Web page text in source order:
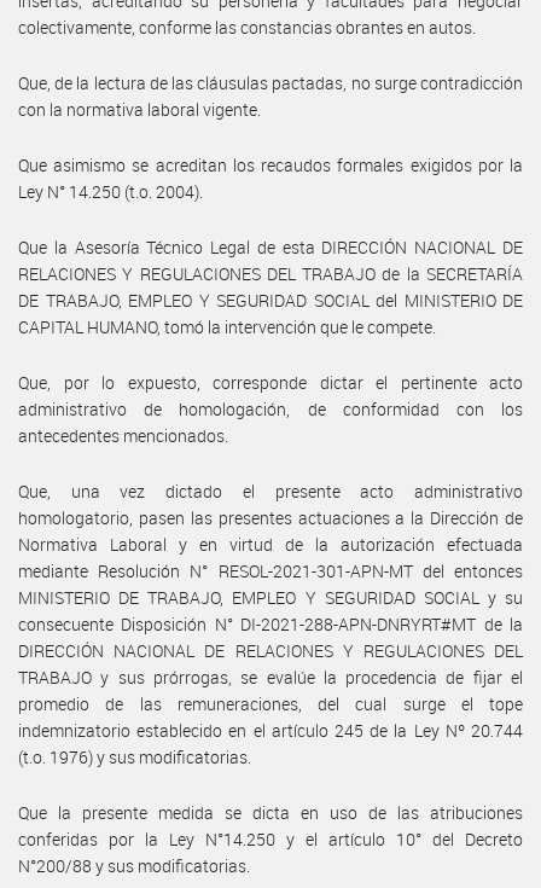
colectivamente, conforme las constancias obrantes en autos.
Que, de la lectura de las cláusulas pactadas, no surge contradicción
con la normativa laboral vigente.
Que asimismo se acreditan los recaudos formales exigidos por la
Ley N° 14.250 (t.o. 2004).
Que la Asesoría Técnico Legal de esta DIRECCIÓN NACIONAL DE
RELACIONES Y REGULACIONES DEL TRABAJO de la SECRETARÍA
DE TRABAJO, EMPLEO Y SEGURIDAD SOCIAL del MINISTERIO DE
CAPITAL HUMANO, tomó la intervención que le compete.
Que, por lo expuesto, corresponde dictar el pertinente acto
administrativo de homologación, de conformidad con los
antecedentes mencionados.
Que, una vez dictado el presente acto administrativo
homologatorio, pasen las presentes actuaciones a la Dirección de
Normativa Laboral y en virtud de la autorización efectuada
mediante Resolución N° RESOL-2021-301-APN-MT del entonces
MINISTERIO DE TRABAJO, EMPLEO Y SEGURIDAD SOCIAL y su
consecuente Disposición N° DI-2021-288-APN-DNRYRT#MT de la
DIRECCIÓN NACIONAL DE RELACIONES Y REGULACIONES DEL
TRABAJO y sus prórrogas, se evalúe la procedencia de fijar el
promedio de las remuneraciones, del cual surge el tope
indemnizatorio establecido en el artículo 245 de la Ley Nº 20.744
(t.o. 1976) y sus modificatorias.
Que la presente medida se dicta en uso de las atribuciones
conferidas por la Ley N°14.250 y el artículo 10° del Decreto
N°200/88 y sus modificatorias.